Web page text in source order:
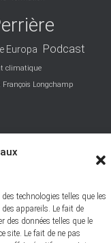
technologies telles que les
appareils. Le fait de
des données telles que le
site. Le fait de ne pas
Europa Podcast
climatique
François Longchamp
PERSONNELLES
2026